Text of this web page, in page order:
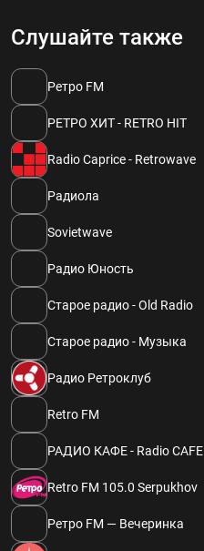
Слушайте также
Ретро FM
РЕТРО ХИТ - RETRO HIT
Radio Caprice - Retrowave
Радиола
Sovietwave
Радио Юность
Старое радио - Old Radio
Старое радио - Музыка
Радио Ретроклуб
Retro FM
РАДИО КАФЕ - Radio CAFE
Retro FM 105.0 Serpukhov
Ретро FM — Вечеринка